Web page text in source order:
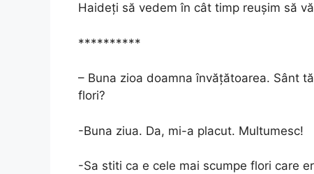
Haideți să vedem în cât timp reușim să
**********
– Buna zioa doamna învățătoarea. Sânt
flori?
-Buna ziua. Da, mi-a placut. Multumesc!
-Sa stiti ca e cele mai scumpe flori care